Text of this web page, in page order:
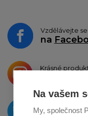
Vzdělávejte
na
Krásné
O novinkách
Na vašem
My, společnost